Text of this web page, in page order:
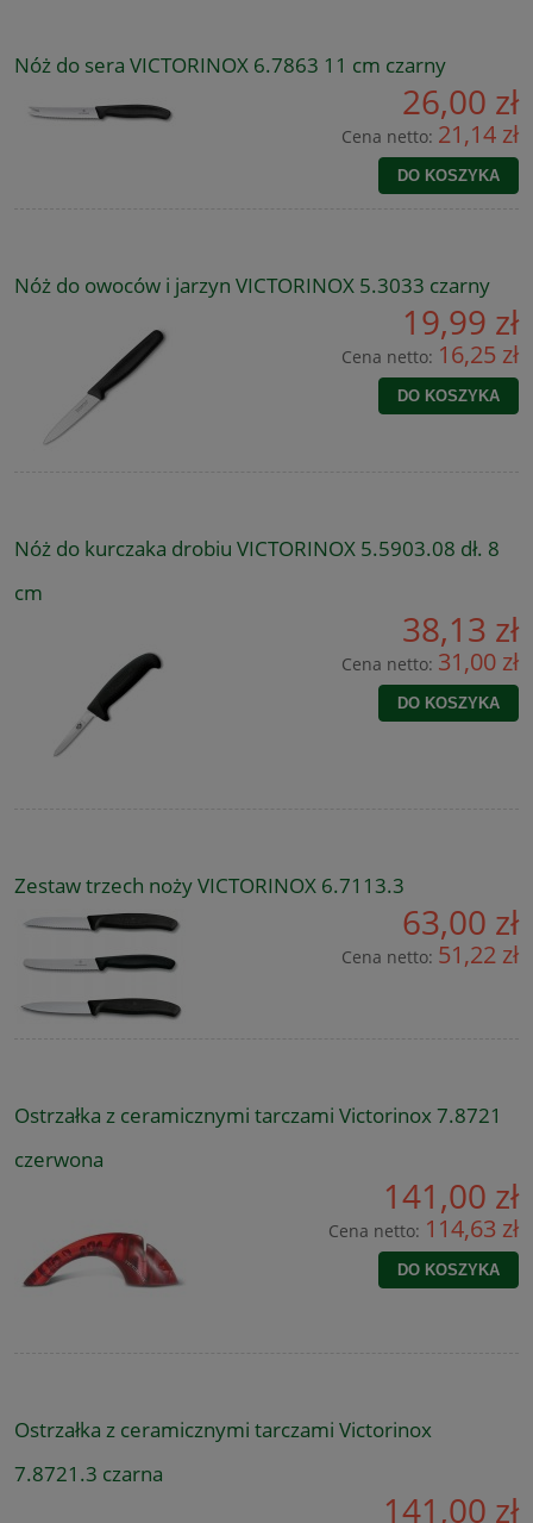
Nóż do sera VICTORINOX 6.7863 11 cm czarny
26,00 zł
Cena netto: 21,14 zł
DO KOSZYKA
Nóż do owoców i jarzyn VICTORINOX 5.3033 czarny
19,99 zł
Cena netto: 16,25 zł
DO KOSZYKA
Nóż do kurczaka drobiu VICTORINOX 5.5903.08 dł. 8
cm
38,13 zł
Cena netto: 31,00 zł
DO KOSZYKA
Zestaw trzech noży VICTORINOX 6.7113.3
63,00 zł
Cena netto: 51,22 zł
Ostrzałka z ceramicznymi tarczami Victorinox 7.8721
czerwona
141,00 zł
Cena netto: 114,63 zł
DO KOSZYKA
Ostrzałka z ceramicznymi tarczami Victorinox
7.8721.3 czarna
141,00 zł